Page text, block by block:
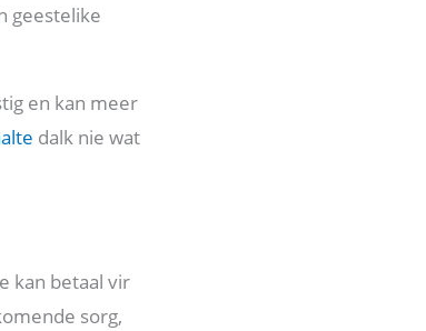
geestelike
en kan meer
dalk nie wat
kan betaal vir
sorg,